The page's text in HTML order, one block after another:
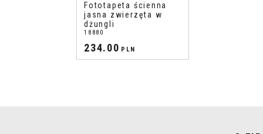
Fototapeta ścienna
jasna zwierzęta w
dżungli
18880
234.00 PLN